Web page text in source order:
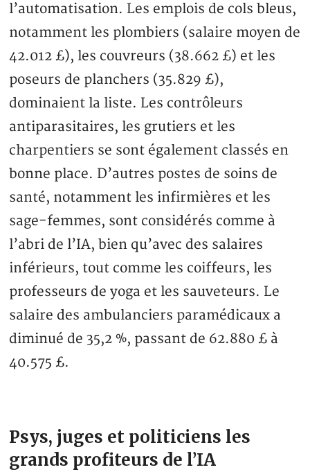
l’automatisation. Les emplois de cols bleus,
notamment les plombiers (salaire moyen de
42.012 £), les couvreurs (38.662 £) et les
poseurs de planchers (35.829 £),
dominaient la liste. Les contrôleurs
antiparasitaires, les grutiers et les
charpentiers se sont également classés en
bonne place. D’autres postes de soins de
santé, notamment les infirmières et les
sage-femmes, sont considérés comme à
l’abri de l’IA, bien qu’avec des salaires
inférieurs, tout comme les coiffeurs, les
professeurs de yoga et les sauveteurs. Le
salaire des ambulanciers paramédicaux a
diminué de 35,2 %, passant de 62.880 £ à
40.575 £.
Psys, juges et politiciens les
grands profiteurs de l’IA